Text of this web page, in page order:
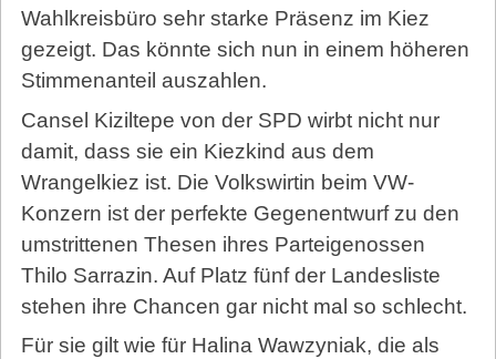
Wahlkreisbüro sehr starke Präsenz im Kiez
gezeigt. Das könnte sich nun in einem höheren
Stimmenanteil auszahlen.
Cansel Kiziltepe von der SPD wirbt nicht nur
damit, dass sie ein Kiezkind aus dem
Wrangelkiez ist. Die Volkswirtin beim VW-
Konzern ist der perfekte Gegenentwurf zu den
umstrittenen Thesen ihres Parteigenossen
Thilo Sarrazin. Auf Platz fünf der Landesliste
stehen ihre Chancen gar nicht mal so schlecht.
Für sie gilt wie für Halina Wawzyniak, die als